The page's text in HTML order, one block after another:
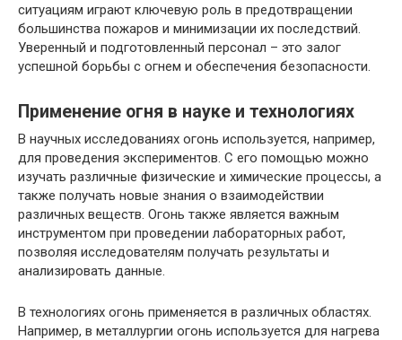
ситуациям играют ключевую роль в предотвращении
большинства пожаров и минимизации их последствий.
Уверенный и подготовленный персонал – это залог
успешной борьбы с огнем и обеспечения безопасности.
Применение огня в науке и технологиях
В научных исследованиях огонь используется, например,
для проведения экспериментов. С его помощью можно
изучать различные физические и химические процессы, а
также получать новые знания о взаимодействии
различных веществ. Огонь также является важным
инструментом при проведении лабораторных работ,
позволяя исследователям получать результаты и
анализировать данные.
В технологиях огонь применяется в различных областях.
Например, в металлургии огонь используется для нагрева